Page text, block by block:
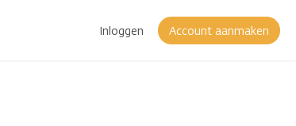
Inloggen Account aanmaken